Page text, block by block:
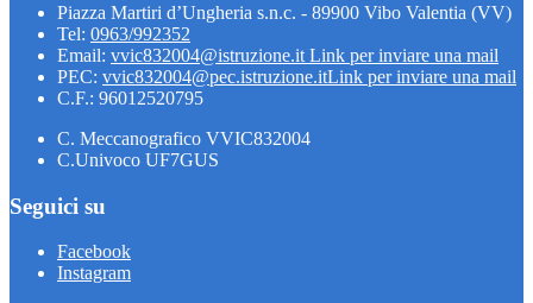
Piazza Martiri d’Ungheria s.n.c. - 89900 Vibo Valentia (VV)
Tel: 0963/992352
Email: vvic832004@istruzione.it Link per inviare una mail
PEC: vvic832004@pec.istruzione.itLink per inviare una mail
C.F.: 96012520795
C. Meccanografico VVIC832004
C.Univoco UF7GUS
Seguici su
Facebook
Instagram